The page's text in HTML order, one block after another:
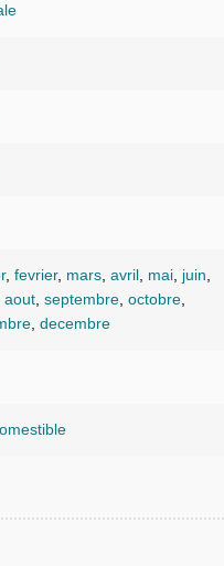
, fevrier, mars, avril, mai, juin
aout, septembre, octobre,
, decembre